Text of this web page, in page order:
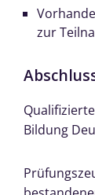
zur
Bildung